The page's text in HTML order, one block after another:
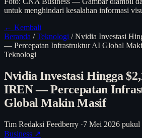
untuk menghindari kesalahan informasi
← Kembali
Beranda / Teknologi / Nvidia Investasi
— Percepatan Infrastruktur AI Global
Teknologi
Nvidia Investasi Hingga
IREN — Percepatan
Global Makin Masif
Tim Redaksi Feedberry ·7 Mei 2026 pukul
Business ↗